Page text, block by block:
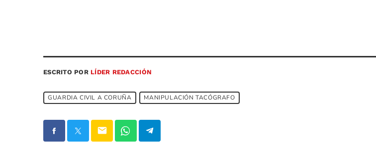
ESCRITO POR LÍDER REDACCIÓN
GUARDIA CIVIL A CORUÑA MANIPULACIÓN TACÓGRAFO
email